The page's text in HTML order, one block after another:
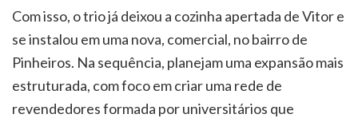
Com isso, o trio já deixou a cozinha apertada de Vitor e
se instalou em uma nova, comercial, no bairro de
Pinheiros. Na sequência, planejam uma expansão mais
estruturada, com foco em criar uma rede de
revendedores formada por universitários que